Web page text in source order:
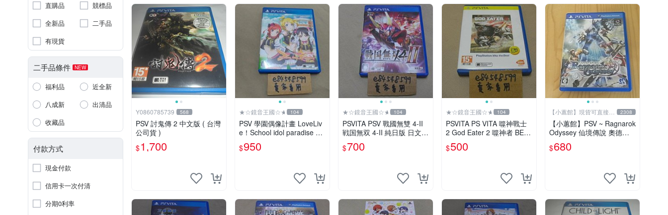
直購品
競標品
全新品
二手品
有現貨
二手品條件 NEW
福利品
近全新
八成新
出清品
收藏品
付款方式
現金付款
信用卡一次付清
分期0利率
Y0860785739 568
PSV 討鬼傳 2 中文版 ( 台灣
公司貨 )
$1,700
★☆鏡音王國☆★ 104
PSV 學園偶像計畫 LoveLiv
e！School idol paradise Vo
l.2 BiBi 純日版 二手良品
$950
★☆鏡音王國☆★ 104
PSVITA PSV 戰國無雙 4-II
戦国無双 4-II 純日版 日文版
二手良品
$700
★☆鏡音王國☆★ 104
PSVITA PS VITA 噬神戰士
2 God Eater 2 噬神者 BES
T版 亞版日文版 二手良品
$500
【小蕙館】現貨可直接下
標
2308
【小蕙館】PSV ~ Ragnarok
Odyssey 仙境傳說 奧德賽
(純日版)
$680